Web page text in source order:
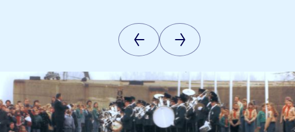
Vorige
afbeelding
Volgende
afbeelding